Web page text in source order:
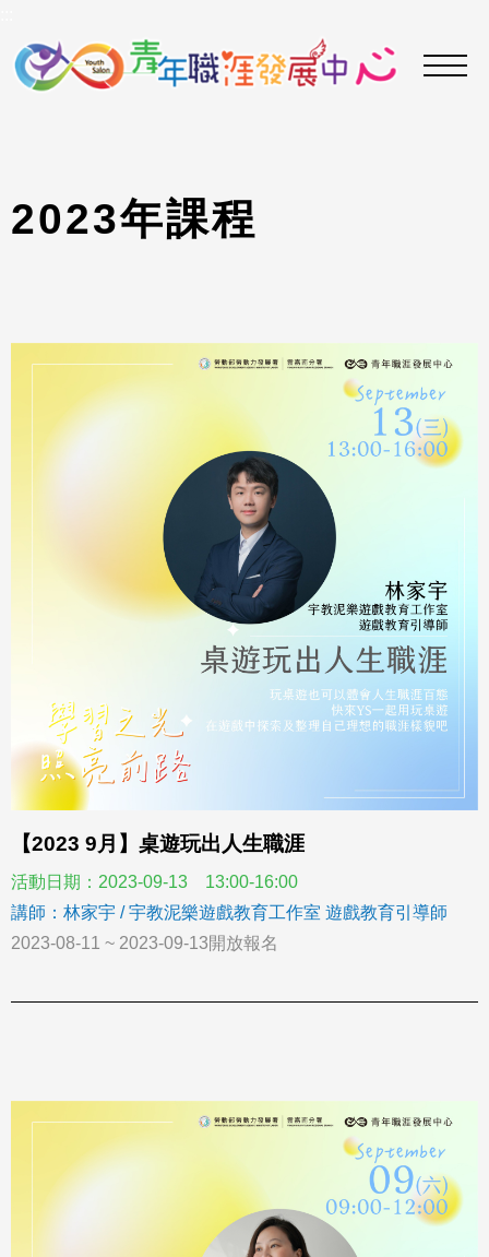
要
2023年課程
【2023 9月】桌遊玩出人生職涯
活動日期：2023-09-13 13:00-16:00
講師：林家宇 / 宇教泥樂遊戲教育工作室 遊戲教育引導師
2023-08-11 ~ 2023-09-13開放報名